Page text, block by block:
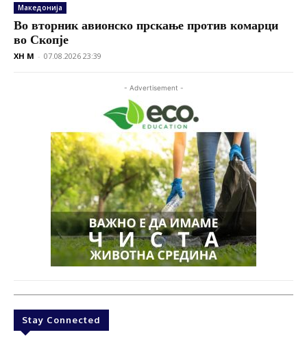
Македонија
Во вторник авионско прскање против комарци
во Скопје
XH M - 07.08.2026 23:39
- Advertisement -
Stay Connected